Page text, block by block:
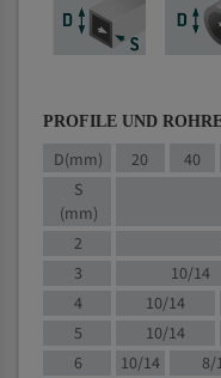
PROFILE UND
D(mm) 20 40
S
(mm)
2
3
10/14
4
10/14
5
10/14
6
10/14 8/